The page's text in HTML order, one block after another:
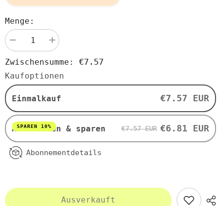
Menge:
verringern
für
Maca
500mg
Lepidium-
Knolle
100
Kapseln
von
SWANSON
Menge
erhöhen
Maca
500mg
Lepidium-
Knolle
100
Kapseln
von
SWANSON
Zwischensumme: €7.57
Kaufoptionen
Einmalkauf €7.57 EUR
Abonnieren & sparen
SPAREN 10% €7.57 EUR €6.81 EUR
Abonnementdetails
Ausverkauft